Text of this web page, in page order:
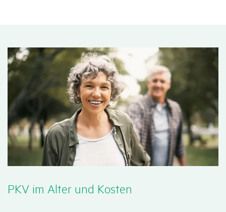
PKV im Alter und Kosten